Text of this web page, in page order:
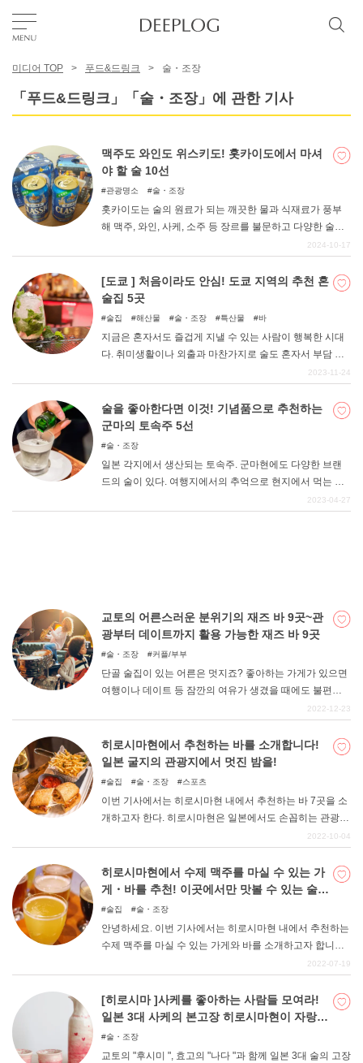
에리어
한국어
USD
DEEPLOG란
개인 정보보호
문의
미디어 TOP 푸드&드링크 술・조장
「푸드&드링크」「술・조장」에 관한 기사
맥주도 와인도 위스키도! 홋카이도에서 마셔
야 할 술 10선
관광명소 술・조장
홋카이도는 술의 원료가 되는 깨끗한 물과 식재료가 풍부
해 맥주, 와인, 사케, 소주 등 장르를 불문하고 다양한 술이
생산되고 있다. 그 중에는 홋카이도에서만 맛볼 수 있는 알
마셔보고 싶은 홋카이도산 술을 소개한다.
2024-10-17
[도쿄 ] 처음이라도 안심! 도쿄 지역의 추천 혼
술집 5곳
술집 해산물 술・조장 특산물 바
지금은 혼자서도 즐겁게 지낼 수 있는 사람이 행복한 시대
다. 취미생활이나 외출과 마찬가지로 술도 혼자서 부담 없
이 즐기고 싶은 사람은 적지 않을 것이다. 하지만 처음 혼자
등은 왠지 문턱이 높아 보이고, 어떤 곳을 선택해야 할지 모
르는 경우도 있을 것이다. 이번에는 도쿄 지역에서 혼술에
딱 맞는 추천 이자카야와 바 5곳을 선정했다. 술자리를 고
2023-11-24
술을 좋아한다면 이것! 기념품으로 추천하는
군마의 토속주 5선
술・조장
일본 각지에서 생산되는 토속주. 군마현에도 다양한 브랜
드의 술이 있다. 여행지에서의 추억으로 현지에서 먹는 것
은 물론, 기념품으로 가져가는 것도 추천한다. 집에 돌아와
2023-04-27
교토의 어른스러운 분위기의 재즈 바 9곳~관
광부터 데이트까지 활용 가능한 재즈 바 9곳
술・조장 커플/부부
단골 술집이 있는 어른은 멋지죠? 좋아하는 가게가 있으면
여행이나 데이트 등 잠깐의 여유가 생겼을 때에도 불편함
면 사찰이나 신사 등의 이미지가 강하지만, 사실 재즈나 밴
드의 라이브가 활발한 도시이기도 하다. 이번에 소개할 가
게는 술만 고집하는 정통 바부터 음향시설에 신경을 쓴 가
2022-12-23
히로시마현에서 추천하는 바를 소개합니다!
일본 굴지의 관광지에서 멋진 밤을!
술집 술・조장 스포츠
이번 기사에서는 히로시마현 내에서 추천하는 바 7곳을 소
개하고자 한다. 히로시마현은 일본에서도 손꼽히는 관광지
로, 일 년 내내 다양한 관광객들이 몰려든다. 여행 중 느긋
른들의 사교장소인 바에서 차분한 시간을 즐겨보자.
2022-10-04
히로시마현에서 수제 맥주를 마실 수 있는 가
게・바를 추천! 이곳에서만 맛볼 수 있는 술을
즐기자!
술집 술・조장
안녕하세요. 이번 기사에서는 히로시마현 내에서 추천하는
수제 맥주를 마실 수 있는 가게와 바를 소개하고자 합니다.
관광객들에게 지역 술이라는 것은 역시 인기가 많아 기념
살린 독특한 술도 적지 않아, 여행의 추억을 남기는 술로 인
기가 높다. 이번 기사에서는 그런 히로시마현 내에서 수제
맥주를 즐길 수 있는 시설을 소개합니다. 꼭 참고하시기 바
2022-07-19
[히로시마 ]사케를 좋아하는 사람들 모여라!
일본 3대 사케의 본고장 히로시마현이 자랑하
는 토종 사케를 소개합니다!
술・조장
교토의 "후시미 ", 효고의 "나다 "과 함께 일본 3대 술의 고장